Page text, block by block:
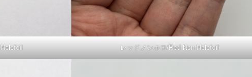
レッドノンホロ/Red Non Holofoil